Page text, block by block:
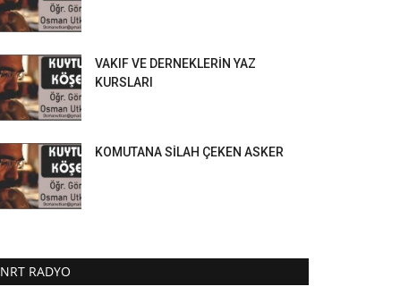
VAKIF VE DERNEKLERİN YAZ
KURSLARI
KOMUTANA SİLAH ÇEKEN ASKER
NRT RADYO